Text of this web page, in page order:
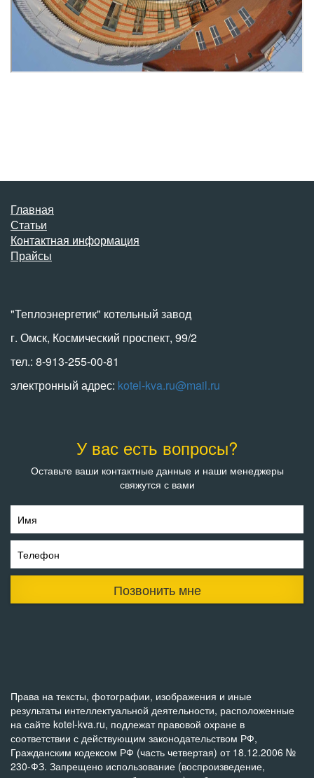
Главная
Статьи
Контактная информация
Прайсы
"Теплоэнергетик" котельный завод
г. Омск, Космический проспект, 99/2
тел.: 8-913-255-00-81
электронный адрес: kotel-kva.ru@mail.ru
У вас есть вопросы?
Оставьте ваши контактные данные и наши менеджеры
свяжутся с вами
Имя
Телефон
Позвонить мне
Права на тексты, фотографии, изображения и иные
результаты интеллектуальной деятельности, расположенные
на сайте kotel-kva.ru, подлежат правовой охране в
соответствии с действующим законодательством РФ,
Гражданским кодексом РФ (часть четвертая) от 18.12.2006 №
230-ФЗ. Запрещено использование (воспроизведение,